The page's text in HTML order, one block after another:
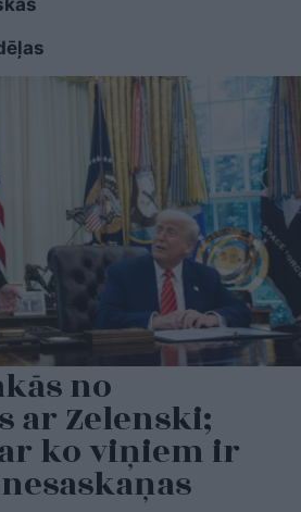
no
ar Zelenski;
ko viņiem ir